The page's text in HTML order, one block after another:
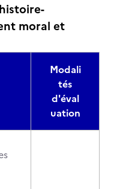
moral et
Modali
tés
d'éval
uation